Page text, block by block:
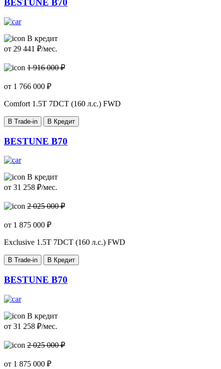
BESTUNE B70
В кредит
от 29 441 ₽/мес.
1 916 000 ₽
от 1 766 000 ₽
Comfort 1.5T 7DCT (160 л.с.) FWD
В Trade-in В Кредит
BESTUNE B70
В кредит
от 31 258 ₽/мес.
2 025 000 ₽
от 1 875 000 ₽
Exclusive 1.5T 7DCT (160 л.с.) FWD
В Trade-in В Кредит
BESTUNE B70
В кредит
от 31 258 ₽/мес.
2 025 000 ₽
от 1 875 000 ₽